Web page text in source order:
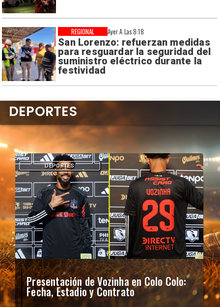
Ayer A Las 8:18
San Lorenzo: refuerzan medidas
para resguardar la seguridad del
suministro eléctrico durante la
festividad
REGIONAL
Presentación de Vozinha en Colo Colo:
Fecha, Estadio y Contrato
DEPORTES
DEPORTES